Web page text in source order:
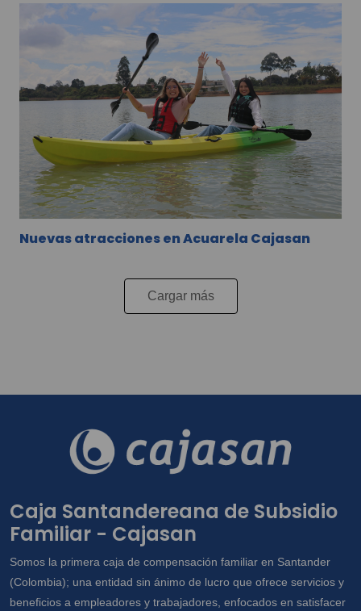
Nuevas atracciones en Acuarela Cajasan
Cargar más
Caja Santandereana de Subsidio
Familiar - Cajasan
Somos la primera caja de compensación familiar en Santander
(Colombia); una entidad sin ánimo de lucro que ofrece servicios y
beneficios a empleadores y trabajadores, enfocados en satisfacer